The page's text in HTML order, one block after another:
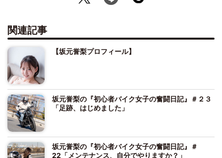
関連記事
【坂元誉梨プロフィール】
坂元誉梨の『初心者バイク女子の奮闘日記』＃２３
「足跡、はじめました」
坂元誉梨の『初心者バイク女子の奮闘日記』＃
22「メンテナンス、自分でやりますか？」